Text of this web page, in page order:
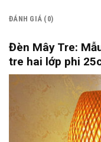
ĐÁNH GIÁ (0)
Đèn Mây Tre:
tre hai lớp phi